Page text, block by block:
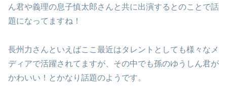
ん君や義理の息子慎太郎さんと共に出演するとのことで話
題になってますね！
長州力さんといえばここ最近はタレントとしても様々なメ
ディアで活躍されてますが、その中でも孫のゆうしん君が
かわいい！とかなり話題のようです。